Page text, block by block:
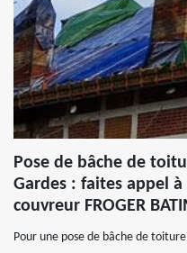
Pose de bâche de
Gardes : faites appel
couvreur FROGER
Pour une pose de bâche de